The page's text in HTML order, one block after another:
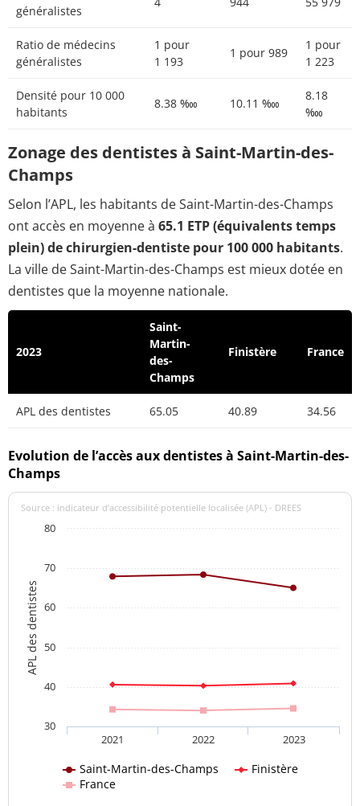
généralistes
Ratio de médecins
généralistes
1 pour
1 193
1 pour 989
1 pour
1 223
Densité pour 10 000
habitants
8.38 ‱ 10.11 ‱
8.18
‱
Zonage des dentistes à Saint-Martin-des-
Champs
Selon l’APL, les habitants de Saint-Martin-des-Champs
ont accès en moyenne à 65.1 ETP (équivalents temps
plein) de chirurgien-dentiste pour 100 000 habitants.
La ville de Saint-Martin-des-Champs est mieux dotée en
dentistes que la moyenne nationale.
2023
Saint-
Martin-
des-
Champs
Finistère France
APL des dentistes 65.05 40.89 34.56
Evolution de l’accès aux dentistes à Saint-Martin-des-
Champs
APL des dentistes
Source : indicateur d’accessibilité potentielle localisée (APL) - DREES
Saint-Martin-des-Champs
Finistère
France
2021 2022 2023
30
40
50
60
70
80